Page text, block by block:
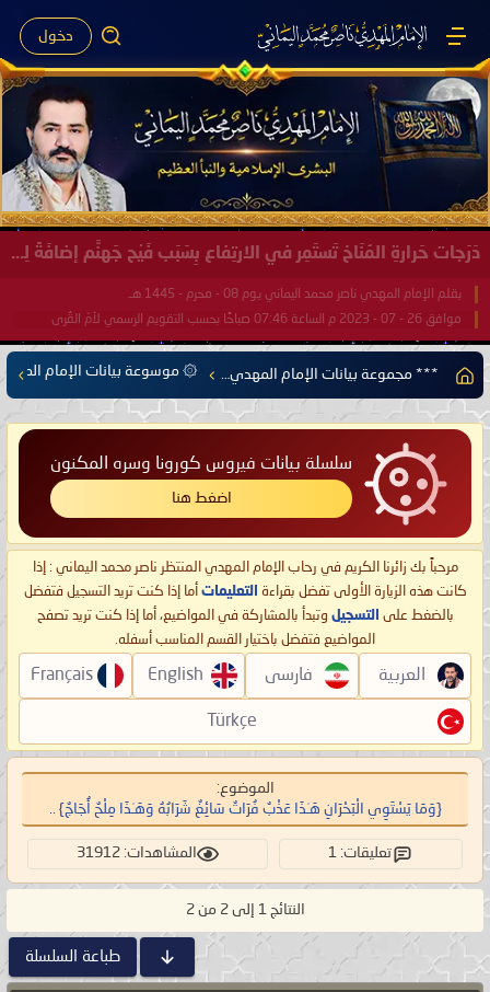
دخول
صَيْفُ سَقَرَ يَبدأُ في اجتياحِ شِتاءِ القُطبِ الشَّمالي كَما وعَدناكُم بالحقِّ لعَامِكم هذا (1445 هـ) ..
بقلم الإمام المهدي ناصر محمد اليماني يوم 18 - جمادى الآخرة - 1445 هـ
موافق 31 - 12 - 2023 م الساعة 07:44 صباحًا بحسب التقويم الرسمي لأمّ القُرى
*** مجموعة بيانات الإمام المهدي ناصر محمد اليماني *** ۞ موسوعة بيانات الإمام
سلسلة بيانات فيروس كورونا وسره المكنون
اضغط هنا
مرحباً بك زائرنا الكريم في رحاب الإمام المهدي المنتظر ناصر محمد اليماني : إذا
كانت هذه الزيارة الأولى تفضل بقراءة التعليمات أما إذا كنت تريد التسجيل فتفضل
بالضغط على التسجيل وتبدأ بالمشاركة في المواضيع، أما إذا كنت تريد تصفح
المواضيع فتفضل باختيار القسم المناسب أسفله.
العربية فارسی English
Français
Türkçe
الموضوع:
{وَمَا يَسْتَوِي الْبَحْرَانِ هَـٰذَا عَذْبٌ فُرَاتٌ سَائِغٌ شَرَابُهُ وَهَـٰذَا مِلْحٌ أُجَاجٌ} ..
تعليقات: 1 المشاهدات: 31912
النتائج 1 إلى 2 من 2
طباعة السلسلة